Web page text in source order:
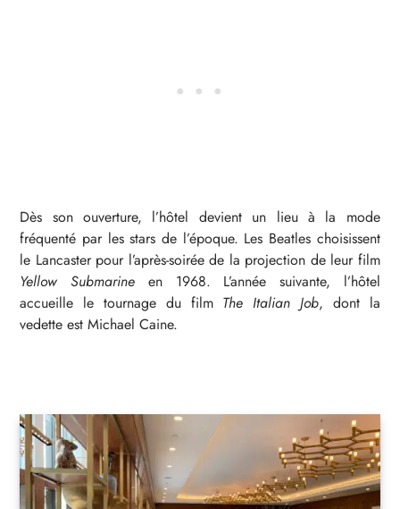
Dès son ouverture, l’hôtel devient un lieu à la mode
fréquenté par les stars de l’époque. Les Beatles choisissent
le Lancaster pour l’après-soirée de la projection de leur film
Yellow Submarine en 1968. L’année suivante, l’hôtel
accueille le tournage du film The Italian Job, dont la
vedette est Michael Caine.